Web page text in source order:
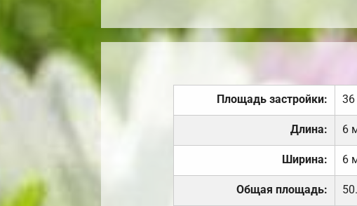
Площадь застройки:
Длина: 6
Ширина: 6
Общая площадь: